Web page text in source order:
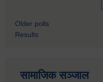
Older polls
Results
सामाजिक सञ्जाल